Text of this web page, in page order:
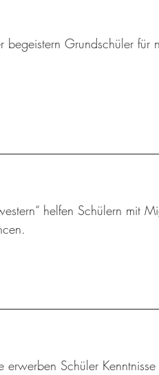
begeistern Grundschüler für
helfen Schülern mit
erwerben Schüler